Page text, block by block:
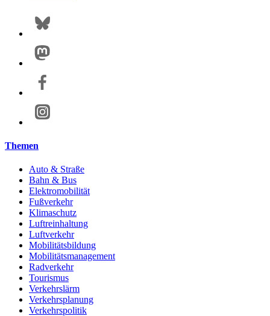
Themen
Auto & Straße
Bahn & Bus
Elektromobilität
Fußverkehr
Klimaschutz
Luftreinhaltung
Luftverkehr
Mobilitätsbildung
Mobilitätsmanagement
Radverkehr
Tourismus
Verkehrslärm
Verkehrsplanung
Verkehrspolitik